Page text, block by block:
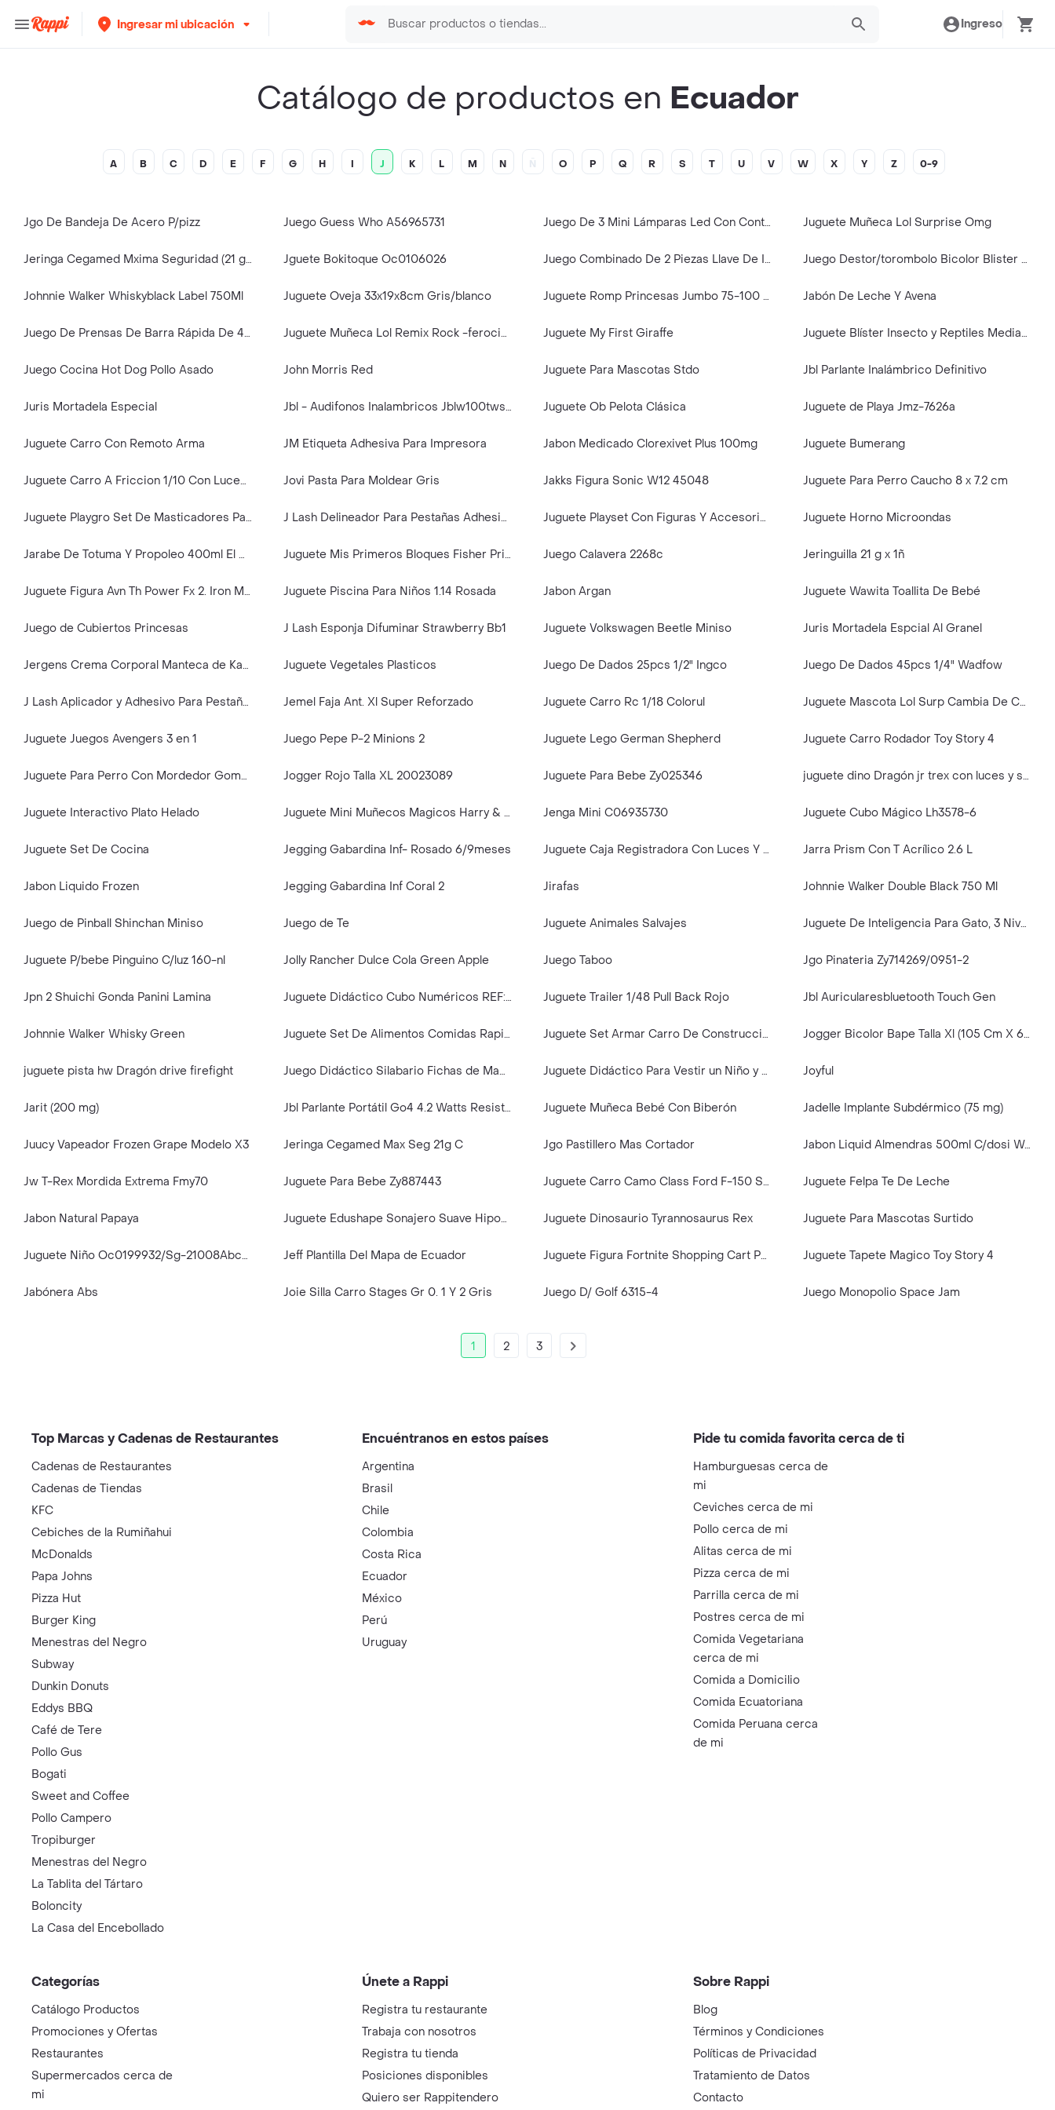
Ingresar mi ubicación Ingreso
Catálogo de productos en Ecuador
A B C D E F G H I J K L M N Ñ O P Q R S T U V W X Y Z 0-9
Jgo De Bandeja De Acero P/pizz Juego Guess Who A56965731 Juego De 3 Mini Lámparas Led Con Control Remoto Juguete Muñeca Lol Surprise Omg
Jeringa Cegamed Mxima Seguridad (21 g) 10 cc Jguete Bokitoque Oc0106026 Juego Combinado De 2 Piezas Llave De Impacto Inalambrica 1/2'' Bl 20v 300n.m + Lampara Ingco Juego Destor/torombolo Bicolor Blister 1/4"x 1.1/2" Blister 2 Pcs Estre/plano Wadfow
Johnnie Walker Whiskyblack Label 750Ml Juguete Oveja 33x19x8cm Gris/blanco Juguete Romp Princesas Jumbo 75-100 Pzs Jabón De Leche Y Avena
Juego De Prensas De Barra Rápida De 4 Piezas Wadfow Juguete Muñeca Lol Remix Rock -ferocious Juguete My First Giraffe Juguete Blíster Insecto y Reptiles Medianos
Juego Cocina Hot Dog Pollo Asado John Morris Red Juguete Para Mascotas Stdo Jbl Parlante Inalámbrico Definitivo
Juris Mortadela Especial Jbl - Audifonos Inalambricos Jblw100twsivr | Negro Juguete Ob Pelota Clásica Juguete de Playa Jmz-7626a
Juguete Carro Con Remoto Arma JM Etiqueta Adhesiva Para Impresora Jabon Medicado Clorexivet Plus 100mg Juguete Bumerang
Juguete Carro A Friccion 1/10 Con Luces Y Sonido Jovi Pasta Para Moldear Gris Jakks Figura Sonic W12 45048 Juguete Para Perro Caucho 8 x 7.2 cm
Juguete Playgro Set De Masticadores Para Bebé J Lash Delineador Para Pestañas Adhesivo Magic Clear Juguete Playset Con Figuras Y Accesorio Kid E Cats Juguete Horno Microondas
Jarabe De Totuma Y Propoleo 400ml El Rey Cutervo Juguete Mis Primeros Bloques Fisher Price Juego Calavera 2268c Jeringuilla 21 g x 1ñ
Juguete Figura Avn Th Power Fx 2. Iron Man Juguete Piscina Para Niños 1.14 Rosada Jabon Argan Juguete Wawita Toallita De Bebé
Juego de Cubiertos Princesas J Lash Esponja Difuminar Strawberry Bb1 Juguete Volkswagen Beetle Miniso Juris Mortadela Espcial Al Granel
Jergens Crema Corporal Manteca de Karité Juguete Vegetales Plasticos Juego De Dados 25pcs 1/2" Ingco Juego De Dados 45pcs 1/4" Wadfow
J Lash Aplicador y Adhesivo Para Pestañas Individuales Jemel Faja Ant. Xl Super Reforzado Juguete Carro Rc 1/18 Colorul Juguete Mascota Lol Surp Cambia De Color Stda
Juguete Juegos Avengers 3 en 1 Juego Pepe P-2 Minions 2 Juguete Lego German Shepherd Juguete Carro Rodador Toy Story 4
Juguete Para Perro Con Mordedor Goma Futbol Jogger Rojo Talla XL 20023089 Juguete Para Bebe Zy025346 juguete dino Dragón jr trex con luces y sonidos
Juguete Interactivo Plato Helado Juguete Mini Muñecos Magicos Harry & Cho Stda Jenga Mini C06935730 Juguete Cubo Mágico Lh3578-6
Juguete Set De Cocina Jegging Gabardina Inf- Rosado 6/9meses Juguete Caja Registradora Con Luces Y Sonidos Jarra Prism Con T Acrílico 2.6 L
Jabon Liquido Frozen Jegging Gabardina Inf Coral 2 Jirafas Johnnie Walker Double Black 750 Ml
Juego de Pinball Shinchan Miniso Juego de Te Juguete Animales Salvajes Juguete De Inteligencia Para Gato, 3 Niveles
Juguete P/bebe Pinguino C/luz 160-nl Jolly Rancher Dulce Cola Green Apple Juego Taboo Jgo Pinateria Zy714269/0951-2
Jpn 2 Shuichi Gonda Panini Lamina Juguete Didáctico Cubo Numéricos REF: 2205 Juguete Trailer 1/48 Pull Back Rojo Jbl Auricularesbluetooth Touch Gen
Johnnie Walker Whisky Green Juguete Set De Alimentos Comidas Rapida Juguete Set Armar Carro De Construccion Jogger Bicolor Bape Talla Xl (105 Cm X 68cm)
juguete pista hw Dragón drive firefight Juego Didáctico Silabario Fichas de Madera Juguete Didáctico Para Vestir un Niño y Niña Joyful
Jarit (200 mg) Jbl Parlante Portátil Go4 4.2 Watts Resistente al Agua Bluetooth Juguete Muñeca Bebé Con Biberón Jadelle Implante Subdérmico (75 mg)
Juucy Vapeador Frozen Grape Modelo X3 Jeringa Cegamed Max Seg 21g C Jgo Pastillero Mas Cortador Jabon Liquid Almendras 500ml C/dosi Weir
Jw T-Rex Mordida Extrema Fmy70 Juguete Para Bebe Zy887443 Juguete Carro Camo Class Ford F-150 Svt Raptor Juguete Felpa Te De Leche
Jabon Natural Papaya Juguete Edushape Sonajero Suave Hipopótamo Juguete Dinosaurio Tyrannosaurus Rex Juguete Para Mascotas Surtido
Juguete Niño Oc0199932/Sg-21008Abcd-1 Jeff Plantilla Del Mapa de Ecuador Juguete Figura Fortnite Shopping Cart Pack Juguete Tapete Magico Toy Story 4
Jabónera Abs Joie Silla Carro Stages Gr 0. 1 Y 2 Gris Juego D/ Golf 6315-4 Juego Monopolio Space Jam
1 2 3
Top Marcas y Cadenas de Restaurantes
Cadenas de Restaurantes
Cadenas de Tiendas
KFC
Cebiches de la Rumiñahui
McDonalds
Papa Johns
Pizza Hut
Burger King
Menestras del Negro
Subway
Dunkin Donuts
Eddys BBQ
Café de Tere
Pollo Gus
Bogati
Sweet and Coffee
Pollo Campero
Tropiburger
Menestras del Negro
La Tablita del Tártaro
Boloncity
La Casa del Encebollado
Encuéntranos en estos países
Argentina
Brasil
Chile
Colombia
Costa Rica
Ecuador
México
Perú
Uruguay
Pide tu comida favorita cerca de ti
Hamburguesas cerca de
mi
Ceviches cerca de mi
Pollo cerca de mi
Alitas cerca de mi
Pizza cerca de mi
Parrilla cerca de mi
Postres cerca de mi
Comida Vegetariana
cerca de mi
Comida a Domicilio
Comida Ecuatoriana
Comida Peruana cerca
de mi
Categorías
Catálogo Productos
Promociones y Ofertas
Restaurantes
Supermercados cerca de
mi
Únete a Rappi
Registra tu restaurante
Trabaja con nosotros
Registra tu tienda
Posiciones disponibles
Quiero ser Rappitendero
Sobre Rappi
Blog
Términos y Condiciones
Políticas de Privacidad
Tratamiento de Datos
Contacto